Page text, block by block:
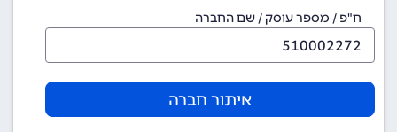
ח"פ / מספר עוסק / שם החברה
איתור חברה